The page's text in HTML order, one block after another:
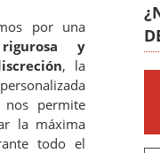
por una
y
, la
nos permite
la máxima
todo el